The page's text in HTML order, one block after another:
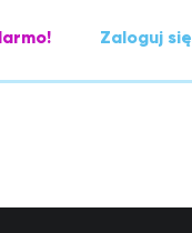
Zaloguj się